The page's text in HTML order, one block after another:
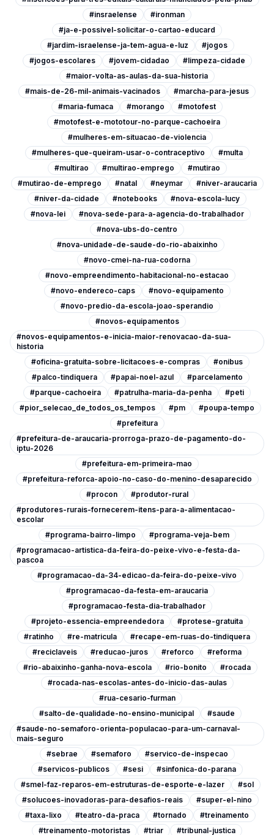
#insraelense
#ironman
#ja-e-possivel-solicitar-o-cartao-educard
#jardim-israelense-ja-tem-agua-e-luz
#jogos
#jogos-escolares
#jovem-cidadao
#limpeza-cidade
#maior-volta-as-aulas-da-sua-historia
#mais-de-26-mil-animais-vacinados
#marcha-para-jesus
#maria-fumaca
#morango
#motofest
#motofest-e-mototour-no-parque-cachoeira
#mulheres-em-situacao-de-violencia
#mulheres-que-queiram-usar-o-contraceptivo
#multa
#multirao
#multirao-emprego
#mutirao
#mutirao-de-emprego
#natal #neymar
#niver-araucaria
#niver-da-cidade
#notebooks
#nova-escola-lucy
#nova-lei
#nova-sede-para-a-agencia-do-trabalhador
#nova-ubs-do-centro
#nova-unidade-de-saude-do-rio-abaixinho
#novo-cmei-na-rua-codorna
#novo-empreendimento-habitacional-no-estacao
#novo-endereco-caps
#novo-equipamento
#novo-predio-da-escola-joao-sperandio
#novos-equipamentos
#novos-equipamentos-e-inicia-maior-renovacao-da-sua-
historia
#oficina-gratuita-sobre-licitacoes-e-compras
#onibus
#palco-tindiquera
#papai-noel-azul
#parcelamento
#parque-cachoeira
#patrulha-maria-da-penha
#peti
#pior_selecao_de_todos_os_tempos
#pm
#poupa-tempo
#prefeitura
#prefeitura-de-araucaria-prorroga-prazo-de-pagamento-do-
iptu-2026
#prefeitura-em-primeira-mao
#prefeitura-reforca-apoio-no-caso-do-menino-desaparecido
#procon
#produtor-rural
#produtores-rurais-fornecerem-itens-para-a-alimentacao-
escolar
#programa-bairro-limpo
#programa-veja-bem
#programacao-artistica-da-feira-do-peixe-vivo-e-festa-da-
pascoa
#programacao-da-34-edicao-da-feira-do-peixe-vivo
#programacao-da-festa-em-araucaria
#programacao-festa-dia-trabalhador
#projeto-essencia-empreendedora
#protese-gratuita
#ratinho
#re-matricula
#recape-em-ruas-do-tindiquera
#reciclaveis
#reducao-juros #reforco
#reforma
#rio-abaixinho-ganha-nova-escola
#rio-bonito
#rocada
#rocada-nas-escolas-antes-do-inicio-das-aulas
#rua-cesario-furman
#salto-de-qualidade-no-ensino-municipal
#saude
#saude-no-semaforo-orienta-populacao-para-um-carnaval-
mais-seguro
#sebrae
#semaforo
#servico-de-inspecao
#servicos-publicos
#sesi
#sinfonica-do-parana
#smel-faz-reparos-em-estruturas-de-esporte-e-lazer
#sol
#solucoes-inovadoras-para-desafios-reais
#super-el-nino
#taxa-lixo
#teatro-da-praca #tornado
#treinamento
#treinamento-motoristas
#triar #tribunal-justica